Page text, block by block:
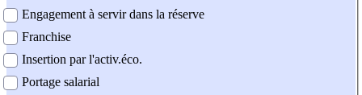
Engagement à servir dans la réserve
Franchise
Insertion par l'activ.éco.
Portage salarial